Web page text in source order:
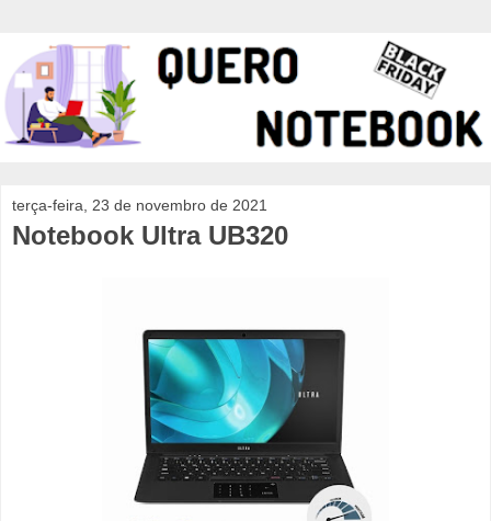
terça-feira, 23 de novembro de 2021
Notebook Ultra UB320